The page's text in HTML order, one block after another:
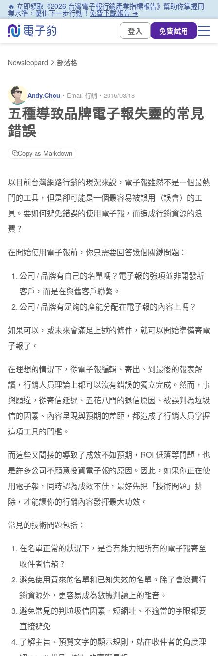
🔥 立即領取《2026 台灣電子報行銷產業指標報告》幫助你掌握同
業水準，優化下一步行動！免費下載報告 ➜
登入
免費試用
Newsleopard 部落格
Andy.Chou ・ Email 行銷 ・ 2016/03/18
五種導致品牌電子報失靈的常見
錯誤
Copy as Markdown
以目前台灣網路行銷的現況來說，電子報雖然不是一個最熱
門的工具，但是卻可能是一個最容易被誤用（誤會）的工
具。要如何避免錯誤的使用電子報，而造成行銷資源的浪
費？
在開始使用電子報前，你只需要回答幾個關鍵問題：
公司 / 品牌有自己的名單嗎？電子報的強項並非開發新
客戶，而是在與舊客戶聯繫。
公司 / 品牌有足夠的產能分配在電子報的內容上嗎？
如果可以，或未來會滿足上述的條件，就可以開始準備寄電
子報了。
在理想的情況下，從電子報編輯、寄出、到最後的報表解
讀，行銷人員理論上都可以沒有錯誤的獨立完成。然而，事
與願違，從寄信延遲、五花八門的退信原因、被誤判為垃圾
信的因素、內容呈現與預期的差距，都造成了行銷人員掌握
這項工具的門檻。
而這些又間接的導致了成效不如預期，ROI 低落等問題，也
是許多公司不願意投資電子報的原因。因此，如果你正在使
用電子報，同時認為成效不佳，最好先把「技術問題」排
除，才能讓你的行銷內容發揮最大功效。
常見的技術問題包括：
在名單正常的狀況下，是否有能力把所有的電子報寄至
收件者信箱？
避免使用買來的名單和已知失效的名單。除了會浪費行
銷資源外，更容易成為數據判讀上的雜音。
避免常見的判垃圾信因素，短網址、不適當的字眼都要
直接避免
了解主旨、預覽文字的顯示規則，站在收件者的角度理